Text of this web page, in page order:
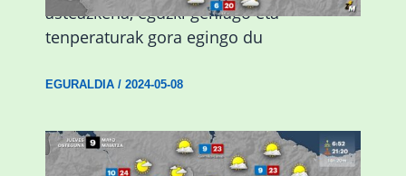
asteazkena, eguzki gehiago eta
tenperaturak gora egingo du
EGURALDIA/ 2024-05-08